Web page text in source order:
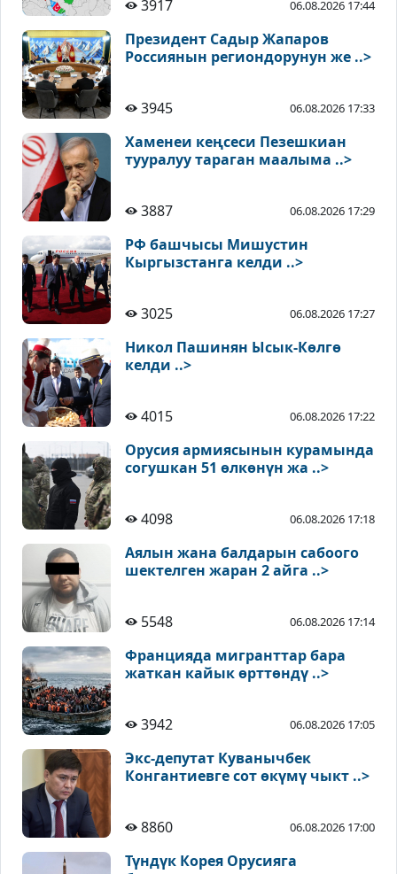
3917 06.08.2026 17:44
Президент Садыр Жапаров
Россиянын региондорунун же ..>
3945 06.08.2026 17:33
Хаменеи кеңсеси Пезешкиан
тууралуу тараган маалыма ..>
3887 06.08.2026 17:29
РФ башчысы Мишустин
Кыргызстанга келди ..>
3025 06.08.2026 17:27
Никол Пашинян Ысык-Көлгө
келди ..>
4015 06.08.2026 17:22
Орусия армиясынын курамында
согушкан 51 өлкөнүн жа ..>
4098 06.08.2026 17:18
Аялын жана балдарын сабоого
шектелген жаран 2 айга ..>
5548 06.08.2026 17:14
Францияда мигранттар бара
жаткан кайык өрттөндү ..>
3942 06.08.2026 17:05
Экс-депутат Куванычбек
Конгантиевге сот өкүмү чыкт ..>
8860 06.08.2026 17:00
Түндүк Корея Орусияга